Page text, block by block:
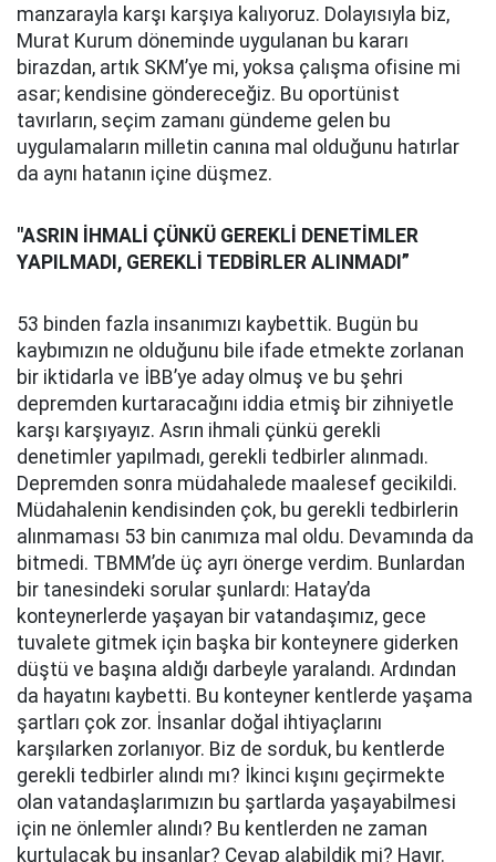
manzarayla karşı karşıya kalıyoruz. Dolayısıyla biz,
Murat Kurum döneminde uygulanan bu kararı
birazdan, artık SKM’ye mi, yoksa çalışma ofisine mi
asar; kendisine göndereceğiz. Bu oportünist
tavırların, seçim zamanı gündeme gelen bu
uygulamaların milletin canına mal olduğunu hatırlar
da aynı hatanın içine düşmez.
"ASRIN İHMALİ ÇÜNKÜ GEREKLİ DENETİMLER
YAPILMADI, GEREKLİ TEDBİRLER ALINMADI”
53 binden fazla insanımızı kaybettik. Bugün bu
kaybımızın ne olduğunu bile ifade etmekte zorlanan
bir iktidarla ve İBB’ye aday olmuş ve bu şehri
depremden kurtaracağını iddia etmiş bir zihniyetle
karşı karşıyayız. Asrın ihmali çünkü gerekli
denetimler yapılmadı, gerekli tedbirler alınmadı.
Depremden sonra müdahalede maalesef gecikildi.
Müdahalenin kendisinden çok, bu gerekli tedbirlerin
alınmaması 53 bin canımıza mal oldu. Devamında da
bitmedi. TBMM’de üç ayrı önerge verdim. Bunlardan
bir tanesindeki sorular şunlardı: Hatay’da
konteynerlerde yaşayan bir vatandaşımız, gece
tuvalete gitmek için başka bir konteynere giderken
düştü ve başına aldığı darbeyle yaralandı. Ardından
da hayatını kaybetti. Bu konteyner kentlerde yaşama
şartları çok zor. İnsanlar doğal ihtiyaçlarını
karşılarken zorlanıyor. Biz de sorduk, bu kentlerde
gerekli tedbirler alındı mı? İkinci kışını geçirmekte
olan vatandaşlarımızın bu şartlarda yaşayabilmesi
için ne önlemler alındı? Bu kentlerden ne zaman
kurtulacak bu insanlar? Cevap alabildik mi? Hayır.